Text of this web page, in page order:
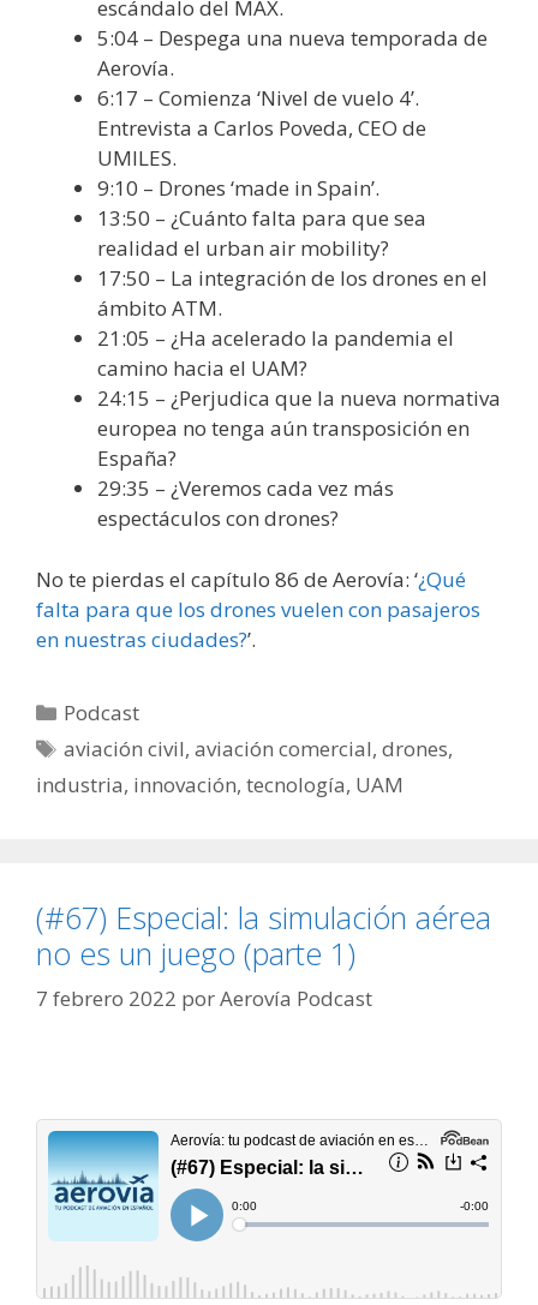
escándalo del MAX.
5:04 – Despega una nueva temporada de
Aerovía.
6:17 – Comienza ‘Nivel de vuelo 4’.
Entrevista a Carlos Poveda, CEO de
UMILES.
9:10 – Drones ‘made in Spain’.
13:50 – ¿Cuánto falta para que sea
realidad el urban air mobility?
17:50 – La integración de los drones en el
ámbito ATM.
21:05 – ¿Ha acelerado la pandemia el
camino hacia el UAM?
24:15 – ¿Perjudica que la nueva normativa
europea no tenga aún transposición en
España?
29:35 – ¿Veremos cada vez más
espectáculos con drones?
No te pierdas el capítulo 86 de Aerovía: ‘¿Qué
falta para que los drones vuelen con pasajeros
en nuestras ciudades?’.
Categorías
Podcast
Etiquetas
aviación civil,aviación comercial,drones,
industria, innovación, tecnología, UAM
(#67) Especial: la simulación aérea
no es un juego (parte 1)
7 febrero 2022 porAerovía Podcast